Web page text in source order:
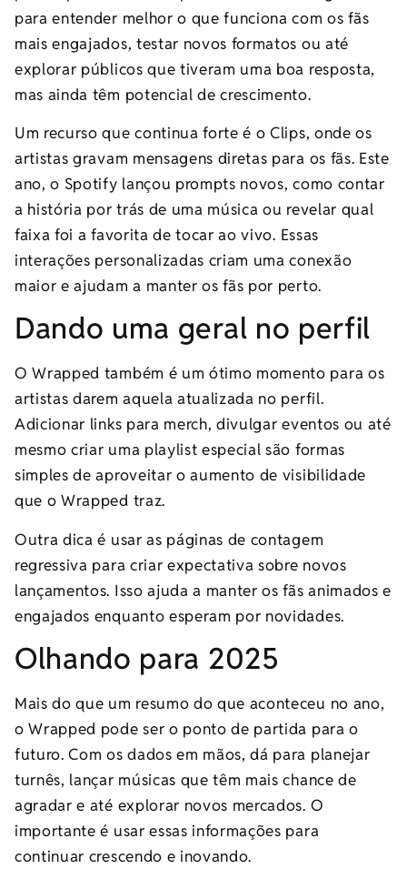
para entender melhor o que funciona com os fãs
mais engajados, testar novos formatos ou até
explorar públicos que tiveram uma boa resposta,
mas ainda têm potencial de crescimento.
Um recurso que continua forte é o Clips, onde os
artistas gravam mensagens diretas para os fãs. Este
ano, o Spotify lançou prompts novos, como contar
a história por trás de uma música ou revelar qual
faixa foi a favorita de tocar ao vivo. Essas
interações personalizadas criam uma conexão
maior e ajudam a manter os fãs por perto.
Dando uma geral no perfil
O Wrapped também é um ótimo momento para os
artistas darem aquela atualizada no perfil.
Adicionar links para merch, divulgar eventos ou até
mesmo criar uma playlist especial são formas
simples de aproveitar o aumento de visibilidade
que o Wrapped traz.
Outra dica é usar as páginas de contagem
regressiva para criar expectativa sobre novos
lançamentos. Isso ajuda a manter os fãs animados e
engajados enquanto esperam por novidades.
Olhando para 2025
Mais do que um resumo do que aconteceu no ano,
o Wrapped pode ser o ponto de partida para o
futuro. Com os dados em mãos, dá para planejar
turnês, lançar músicas que têm mais chance de
agradar e até explorar novos mercados. O
importante é usar essas informações para
continuar crescendo e inovando.